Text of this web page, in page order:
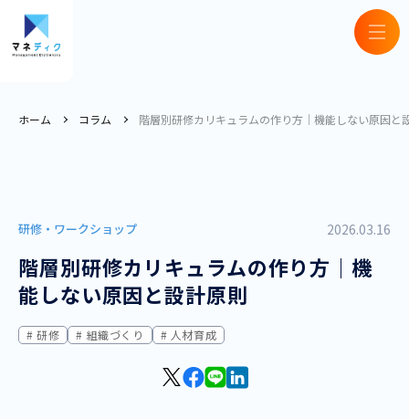
ホーム コラム 階層別研修カリキュラムの作り方｜機能しない原因と
研修・ワークショップ 2026.03.16
階層別研修カリキュラムの作り方｜機
能しない原因と設計原則
研修 組織づくり 人材育成